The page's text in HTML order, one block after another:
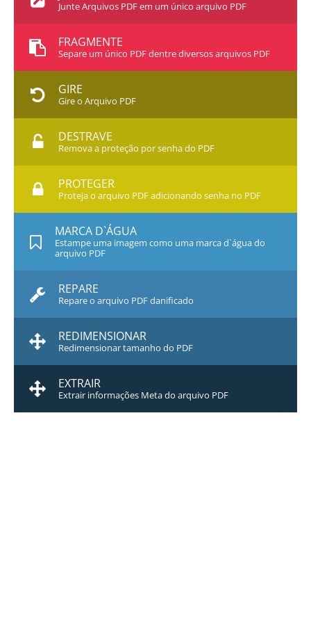
Junte Arquivos PDF em um único arquivo PDF
FRAGMENTE
Separe um único PDF dentre diversos arquivos PDF
GIRE
Gire o Arquivo PDF
DESTRAVE
Remova a proteção por senha do PDF
PROTEGER
Proteja o arquivo PDF adicionando senha no PDF
MARCA D`ÁGUA
Estampe uma imagem como uma marca d`água do
arquivo PDF
REPARE
Repare o arquivo PDF danificado
REDIMENSIONAR
Redimensionar tamanho do PDF
EXTRAIR
Extrair informações Meta do arquivo PDF